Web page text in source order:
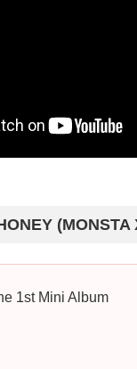
(MONSTA
1st Mini Album